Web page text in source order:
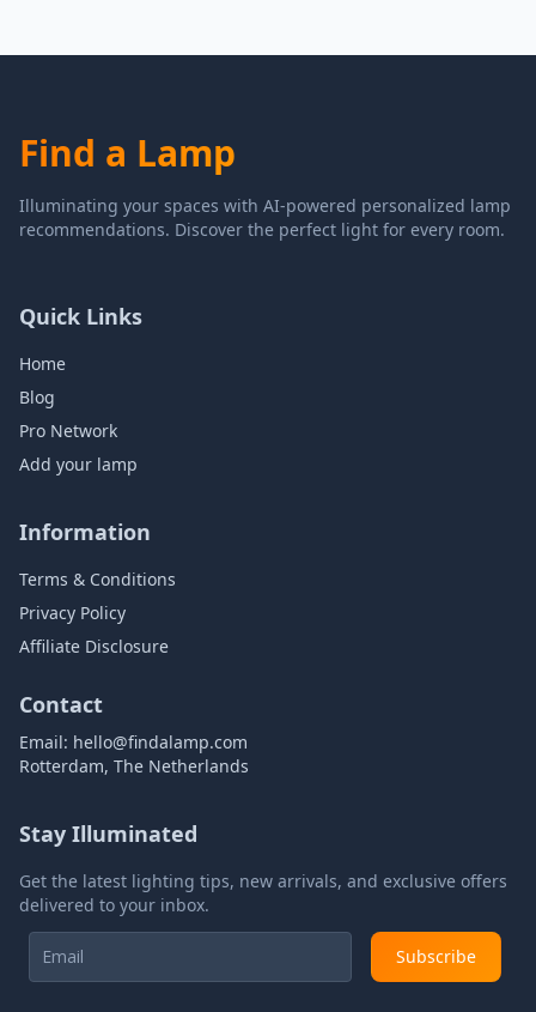
Find a Lamp
Illuminating your spaces with AI-powered personalized lamp
recommendations. Discover the perfect light for every room.
Quick Links
Home
Blog
Pro Network
Add your lamp
Information
Terms & Conditions
Privacy Policy
Affiliate Disclosure
Contact
Email: hello@findalamp.com
Rotterdam, The Netherlands
Stay Illuminated
Get the latest lighting tips, new arrivals, and exclusive offers
delivered to your inbox.
Subscribe